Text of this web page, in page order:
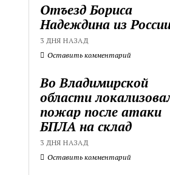
Отъезд Бориса
Надеждина из
3 ДНЯ НАЗАД
Оставить комментарий
Во Владимирской
области
пожар после атаки
БПЛА на склад
3 ДНЯ НАЗАД
Оставить комментарий